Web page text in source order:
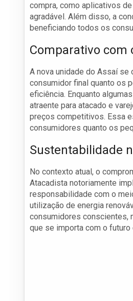
compra, como aplicativos
agradável. Além disso, a
beneficiando todos os
Comparativo com
A nova unidade do Assaí
consumidor final quanto os
eficiência. Enquanto
atraente para atacado e
preços competitivos. Essa
consumidores quanto os
Sustentabilidade
No contexto atual, o
Atacadista notoriamente
responsabilidade com o
utilização de energia
consumidores conscientes,
que se importa com o futuro